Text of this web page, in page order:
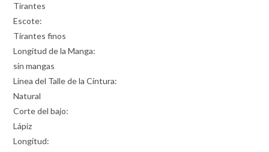
Tirantes
Escote:
Tirantes finos
Longitud de la Manga:
sin mangas
Línea del Talle de la Cintura:
Natural
Corte del bajo:
Lápiz
Longitud: